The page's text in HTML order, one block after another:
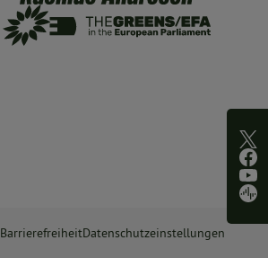
BarrierefreiheitDatenschutzeinstellungen